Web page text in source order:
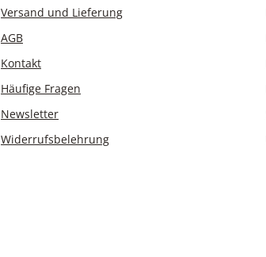
Versand und Lieferung
AGB
Kontakt
Häufige Fragen
Newsletter
Widerrufsbelehrung